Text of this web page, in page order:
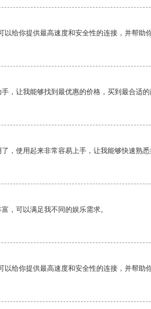
以给你提供最高速度和安全性的连接，并帮助
，让我能够找到最优惠的价格，买到最合适的
，使用起来非常容易上手，让我能够快速熟
，可以满足我不同的娱乐需求。
以给你提供最高速度和安全性的连接，并帮助